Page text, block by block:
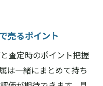
売るポイント
査定時のポイント把握
は一緒にまとめて持ち